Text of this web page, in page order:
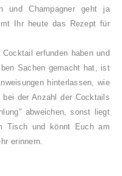
und Champagner geht ja
Ihr heute das Rezept für
erfunden haben und
Sachen gemacht hat, ist
hinterlassen, wie
der Anzahl der Cocktails
abweichen,sonst liegt
Tisch und könnt Euch am
erinnern.